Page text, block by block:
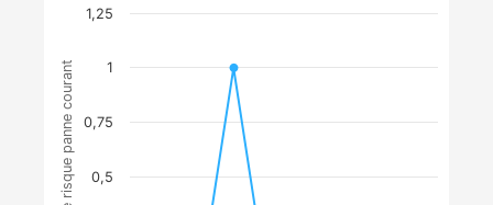
Indice risque panne courant 0,5
0,75
1
1,25